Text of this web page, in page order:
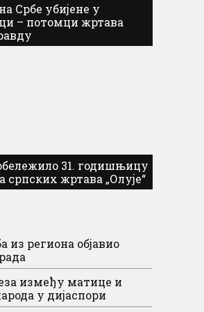
Србе убијене у
– потомци жртава
31. годишњицу
српских жртава „Олује“
из региона објавио
између матице и
у дијаспори